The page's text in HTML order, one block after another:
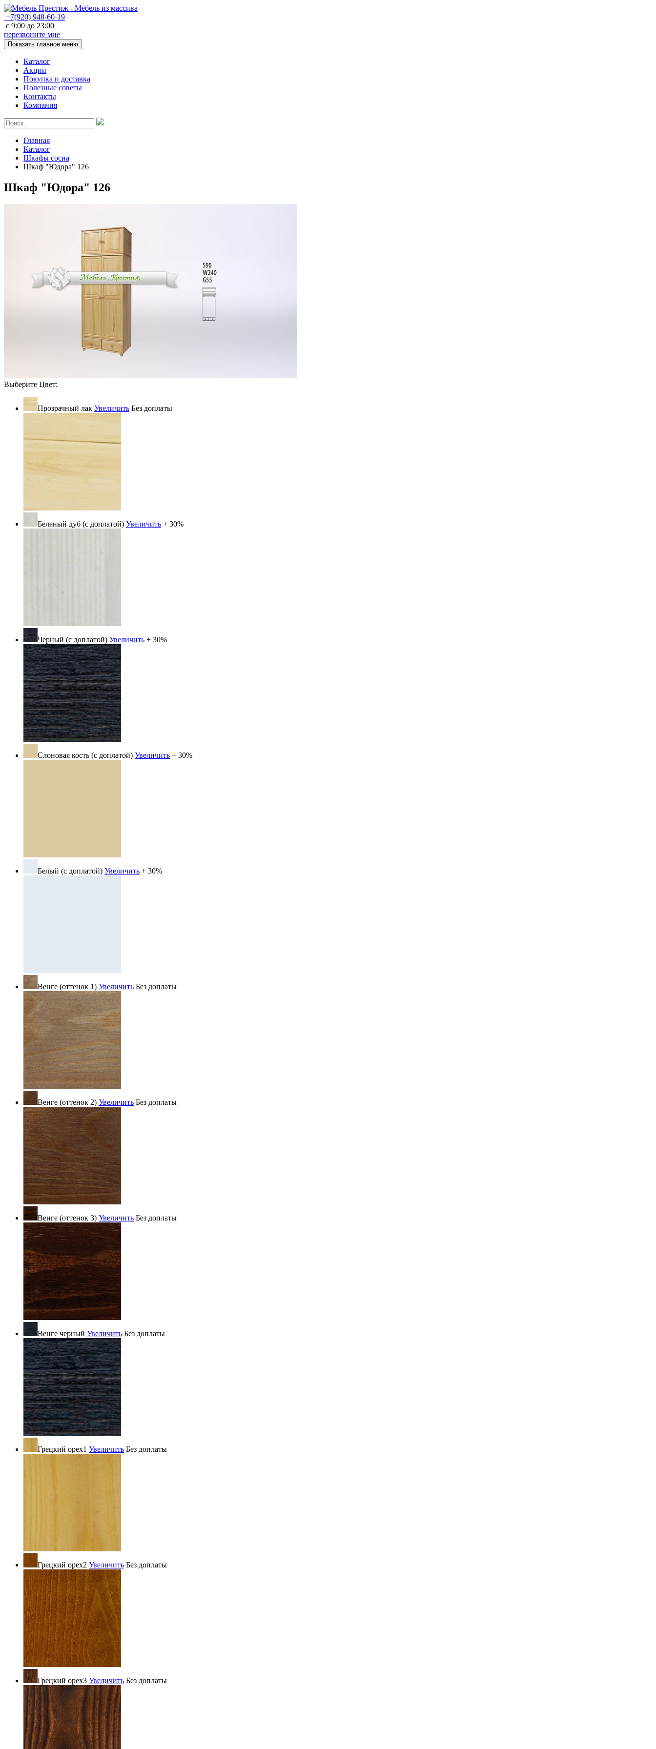
+7(920) 948-60-19
с 9:00 до 23:00
перезвоните мне
Показать главное меню
Каталог
Акции
Покупка и доставка
Полезные советы
Контакты
Компания
Главная
Каталог
Шкафы сосна
Шкаф "Юдора" 126
Шкаф "Юдора" 126
Выберите Цвет:
Прозрачный лак Увеличить Без доплаты
Беленый дуб (с доплатой) Увеличить + 30%
Черный (с доплатой) Увеличить + 30%
Слоновая кость (с доплатой) Увеличить + 30%
Белый (с доплатой) Увеличить + 30%
Венге (оттенок 1) Увеличить Без доплаты
Венге (оттенок 2) Увеличить Без доплаты
Венге (оттенок 3) Увеличить Без доплаты
Венге черный Увеличить Без доплаты
Грецкий орех1 Увеличить Без доплаты
Грецкий орех2 Увеличить Без доплаты
Грецкий орех3 Увеличить Без доплаты